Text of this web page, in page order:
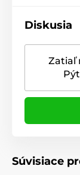
Diskusia
Zatiaľ
Súvisiace